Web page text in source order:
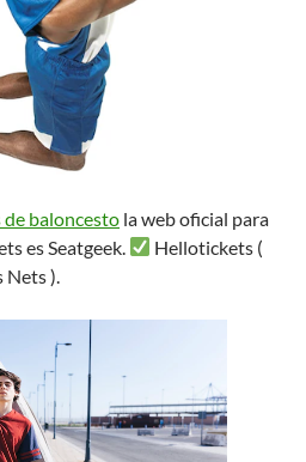
de baloncesto la web oficial para
es Seatgeek.
Hellotickets (
Nets ).